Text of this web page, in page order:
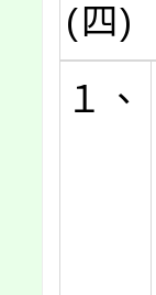
(四)
１、